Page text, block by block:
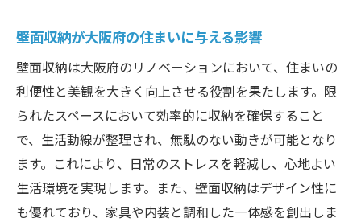
壁面収納が大阪府の住まいに与える影響
壁面収納は大阪府のリノベーションにおいて、住まいの
利便性と美観を大きく向上させる役割を果たします。限
られたスペースにおいて効率的に収納を確保すること
で、生活動線が整理され、無駄のない動きが可能となり
ます。これにより、日常のストレスを軽減し、心地よい
生活環境を実現します。また、壁面収納はデザイン性に
も優れており、家具や内装と調和した一体感を創出しま